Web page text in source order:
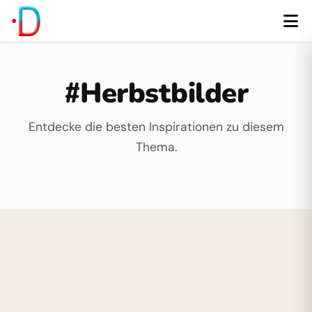
#Herbstbilder
Entdecke die besten Inspirationen zu diesem
Thema.